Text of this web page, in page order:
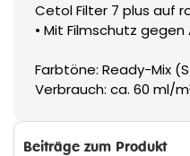
Cetol Filter 7 plus auf
• Mit Filmschutz
Farbtöne: Ready-Mix
Verbrauch: ca. 60 ml/
Beiträge zum Produkt